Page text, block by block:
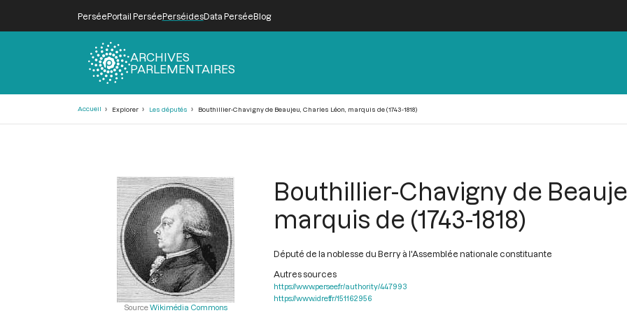
PerséePortail PerséePerséidesData PerséeBlog
ARCHIVES
PARLEMENTAIRES
Accueil Explorer Les députés Bouthillier-Chavigny de Beaujeu, Charles Léon, marquis de (1743-1818)
SourceWikimédia Commons
Bouthillier-Chavigny de
marquis de (1743-1818)
Député de la noblesse du Berry à l'Assemblée nationale constituante
Autres sources
https://www.persee.fr/authority/447993
https://www.idref.fr/151162956